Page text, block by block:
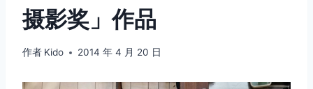
摄影奖」作品
作者 Kido 2014 年 4 月 20 日